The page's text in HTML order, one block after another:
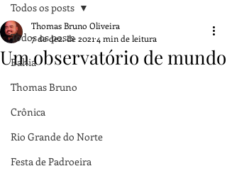
Todos os posts
Bahia
Thomas Bruno
Crônica
Rio Grande do Norte
Festa de Padroeira
Todos os posts
Um observatório de mundo
Thomas Bruno Oliveira
7 de dez. de 2021 4 min de leitura